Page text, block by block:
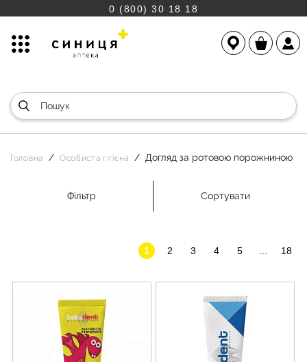
0 (800) 30 18 18
Головна Особиста гігієна Догляд за ротовою порожниною
Фільтр Сортувати
1 2 3 4 5 18